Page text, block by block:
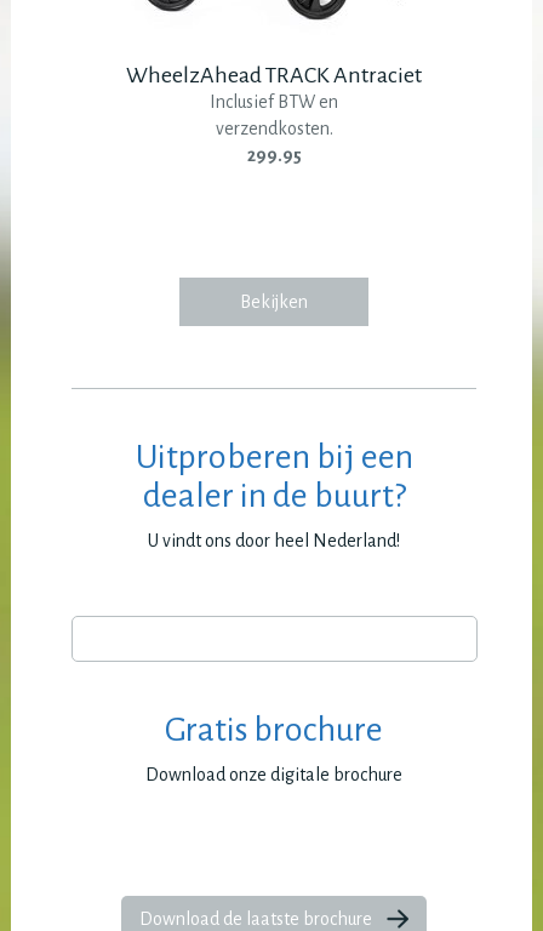
WheelzAhead TRACK Antraciet
Inclusief BTW en
verzendkosten.
299.95
Bekijken
Uitproberen bij een
dealer in de buurt?
U vindt ons door heel Nederland!
Gratis brochure
Download onze digitale brochure
Download de laatste brochure